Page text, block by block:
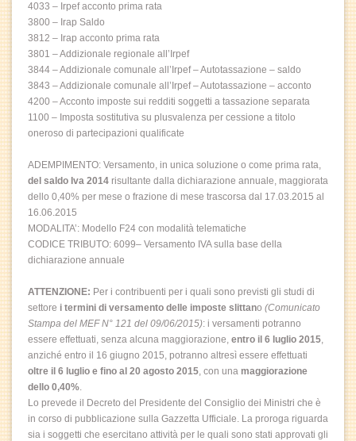
4033 – Irpef acconto prima rata
3800 – Irap Saldo
3812 – Irap acconto prima rata
3801 – Addizionale regionale all’Irpef
3844 – Addizionale comunale all’Irpef – Autotassazione – saldo
3843 – Addizionale comunale all’Irpef – Autotassazione – acconto
4200 – Acconto imposte sui redditi soggetti a tassazione separata
1100 – Imposta sostitutiva su plusvalenza per cessione a titolo
oneroso di partecipazioni qualificate
ADEMPIMENTO: Versamento, in unica soluzione o come prima rata,
del saldo Iva 2014 risultante dalla dichiarazione annuale, maggiorata
dello 0,40% per mese o frazione di mese trascorsa dal 17.03.2015 al
16.06.2015
MODALITA’: Modello F24 con modalità telematiche
CODICE TRIBUTO: 6099– Versamento IVA sulla base della
dichiarazione annuale
ATTENZIONE: Per i contribuenti per i quali sono previsti gli studi di
settore i termini di versamento delle imposte slittano (Comunicato
Stampa del MEF N° 121 del 09/06/2015): i versamenti potranno
essere effettuati, senza alcuna maggiorazione, entro il 6 luglio 2015,
anziché entro il 16 giugno 2015, potranno altresì essere effettuati
oltre il 6 luglio e fino al 20 agosto 2015, con una maggiorazione
dello 0,40%.
Lo prevede il Decreto del Presidente del Consiglio dei Ministri che è
in corso di pubblicazione sulla Gazzetta Ufficiale. La proroga riguarda
sia i soggetti che esercitano attività per le quali sono stati approvati gli